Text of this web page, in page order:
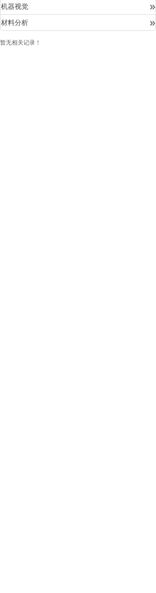
机器视觉 »
材料分析 »
暂无相关记录！